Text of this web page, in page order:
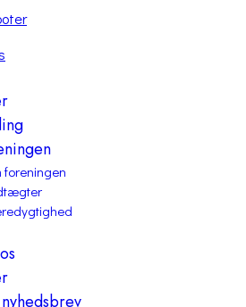
foreningen